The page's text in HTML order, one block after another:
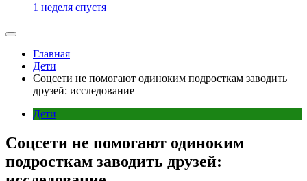
1 неделя спустя
Главная
Дети
Соцсети не помогают одиноким подросткам заводить
друзей: исследование
Дети
Соцсети не помогают одиноким
подросткам заводить друзей: